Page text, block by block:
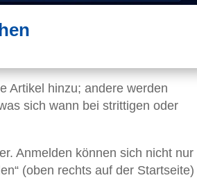
Artikel hinzu; andere werden
sich wann bei strittigen oder
Anmelden können sich nicht nur
(oben rechts auf der Startseite)